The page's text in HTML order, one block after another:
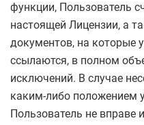
функции, Пользователь
настоящей Лицензии, а
документов, на которые
ссылаются, в полном
исключений. В случае
каким-либо положением
Пользователь не вправе